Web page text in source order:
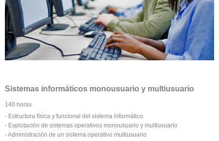
Sistemas informáticos monousuario y multiusuario
140 horas
- Estructura física y funcional del sistema informático
- Explotación de sistemas operativos monousuario y multiusuario
- Administración de un sistema operativo multiusuario